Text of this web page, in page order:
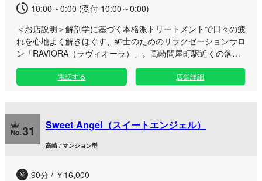
10:00～0:00 (受付 10:00～0:00)
＜お店説明＞解剖学に基づく本格派トリートメントで日々の疲
れを心地よく解きほぐす、紳士のためのリラクゼーションサロ
ン「RAVIORA（ラヴィオーラ）」。高崎問屋町駅近くの落ち
着いた個室空間で、非日常の癒やしをご堪能いただけます。
お仕事帰りや休日にお疲れをリフレッシュしたい男性へ向け
マット、姿見を配したプライベートなサロンで、心身ともに満
たされる贅沢な時間をお過ごしください。
電話する 店舗詳細
31 Sweet Angel（スイートエンジェル）
高崎 / マンション型
90分 / ￥16,000